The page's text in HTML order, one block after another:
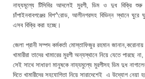
নায্যমূল্যে টিসিবির আদলেই মুরগী, ডিম ও দুধ বিক্রি শুরু
চাঁপাইনবাবগঞ্জের বিশ^রোড, আলীনগরসহ বিভিন্ন স্থানে ঘুরে
এসব বিক্রি করা হচ্ছে।
জেলা প্রানী সম্পদ কর্মকর্তা মোস্তাফিজুর রহমান
খামারীরা তাদের খামারের মুরগী অন্যস্থানে নিয়ে যেতে পারছে
সেই সাথে সাধারণ মানুষকে নায্যমুল্যে মুরগীসহ ডিম দুধ
দিতে খামারীদের সহযোগিতা নিয়ে সারাদেশেই এ উদ্যোগ নেয়া